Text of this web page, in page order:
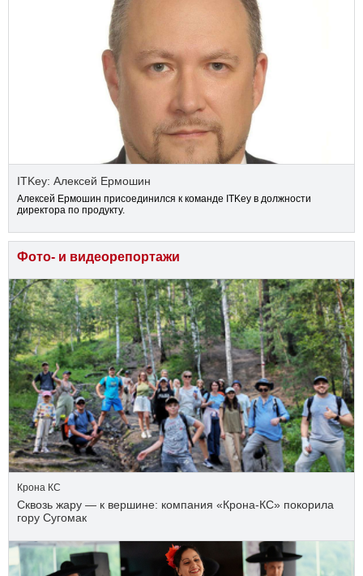
ITKey: Алексей Ермошин
Алексей Ермошин присоединился к команде ITKey в должности
директора по продукту.
Фото- и видеорепортажи
Крона КС
Сквозь жару — к вершине: компания «Крона‑КС» покорила
гору Сугомак